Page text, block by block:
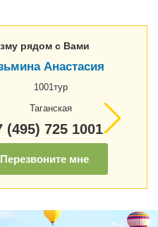
рядом с Вами
Анастасия
1001тур
Таганская
(495) 725 1001
Перезвоните мне